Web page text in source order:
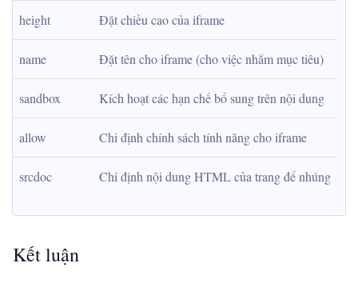
height Đặt chiều cao của iframe
name Đặt tên cho iframe (cho việc nhắm mục tiêu)
sandbox Kích hoạt các hạn chế bổ sung trên nội dung
allow Chỉ định chính sách tính năng cho iframe
srcdoc Chỉ định nội dung HTML của trang để nhúng
Kết luận